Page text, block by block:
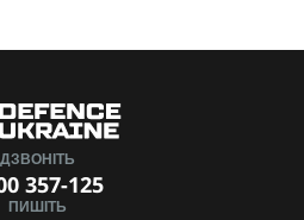
ДЗВОНІТЬ
357-125
ПИШІТЬ